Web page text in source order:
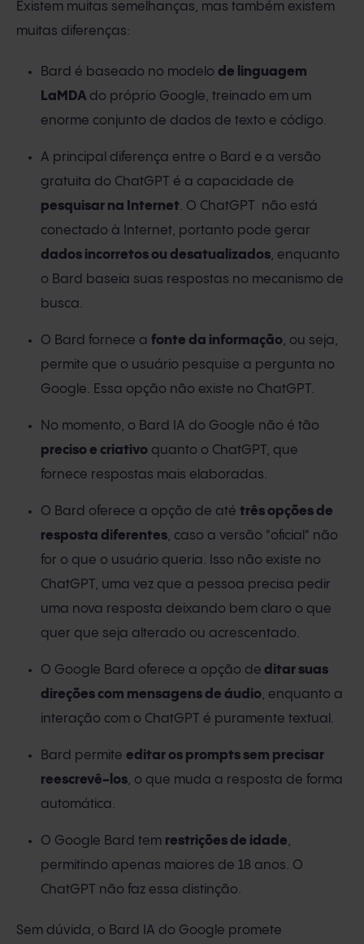
Existem muitas semelhanças, mas também existem
muitas diferenças:
Bard é baseado no modelo de linguagem
LaMDA do próprio Google, treinado em um
enorme conjunto de dados de texto e código.
A principal diferença entre o Bard e a versão
gratuita do ChatGPT é a capacidade de
pesquisar na Internet. O ChatGPT não está
conectado à Internet, portanto pode gerar
dados incorretos ou desatualizados, enquanto
o Bard baseia suas respostas no mecanismo de
busca.
O Bard fornece a fonte da informação, ou seja,
permite que o usuário pesquise a pergunta no
Google. Essa opção não existe no ChatGPT.
No momento, o Bard IA do Google não é tão
preciso e criativo quanto o ChatGPT, que
fornece respostas mais elaboradas.
O Bard oferece a opção de até três opções de
resposta diferentes, caso a versão "oficial" não
for o que o usuário queria. Isso não existe no
ChatGPT, uma vez que a pessoa precisa pedir
uma nova resposta deixando bem claro o que
quer que seja alterado ou acrescentado.
O Google Bard oferece a opção de ditar suas
direções com mensagens de áudio, enquanto a
interação com o ChatGPT é puramente textual.
Bard permite editar os prompts sem precisar
reescrevê-los, o que muda a resposta de forma
automática.
O Google Bard tem restrições de idade,
permitindo apenas maiores de 18 anos. O
ChatGPT não faz essa distinção.
Sem dúvida, o Bard IA do Google promete